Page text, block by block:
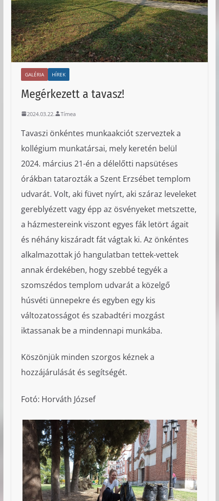
GALÉRIA HÍREK
Megérkezett a tavasz!
2024.03.22. Tímea
Tavaszi önkéntes munkaakciót szerveztek a
kollégium munkatársai, mely keretén belül
2024. március 21-én a délelőtti napsütéses
órákban tatarozták a Szent Erzsébet templom
udvarát. Volt, aki füvet nyírt, aki száraz leveleket
gereblyézett vagy épp az ösvényeket metszette,
a házmestereink viszont egyes fák letört ágait
és néhány kiszáradt fát vágtak ki. Az önkéntes
alkalmazottak jó hangulatban tettek-vettek
annak érdekében, hogy szebbé tegyék a
szomszédos templom udvarát a közelgő
húsvéti ünnepekre és egyben egy kis
változatosságot és szabadtéri mozgást
iktassanak be a mindennapi munkába.
Köszönjük minden szorgos kéznek a
hozzájárulását és segítségét.
Fotó: Horváth József